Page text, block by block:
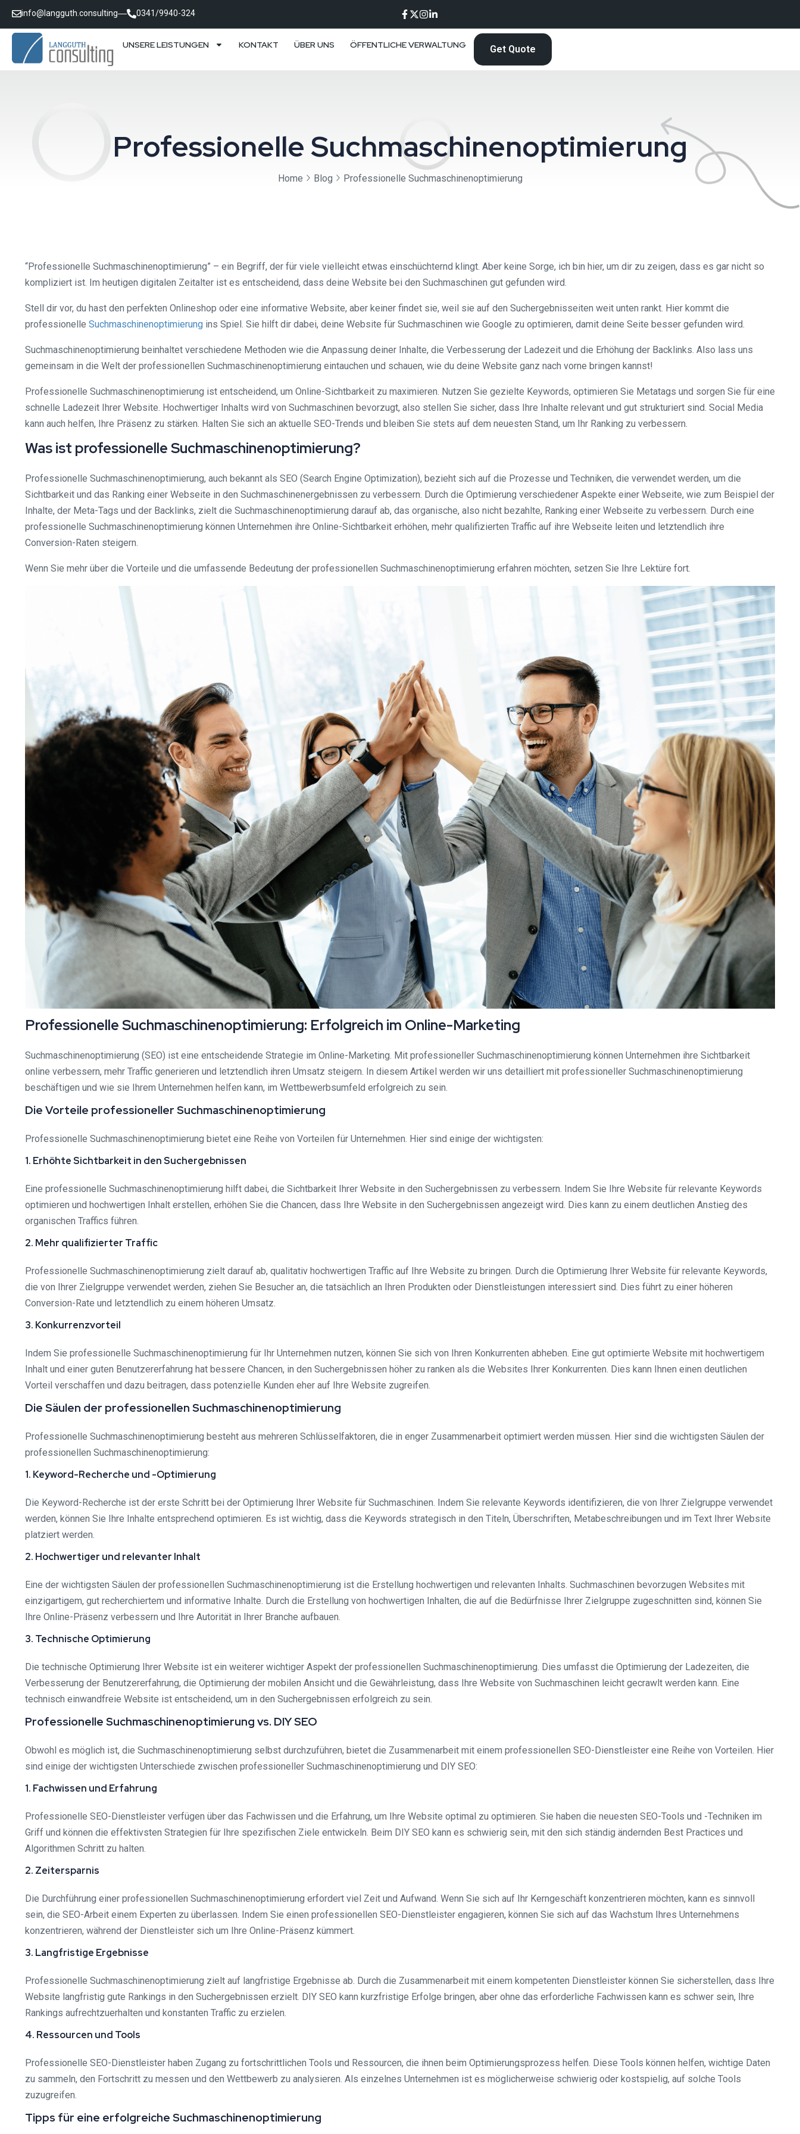
info@langguth.consulting 0341/9940-324
UNSERE LEISTUNGEN KONTAKT ÜBER UNS ÖFFENTLICHE VERWALTUNG Get Quote
Professionelle Suchmaschinenoptimierung
Home Blog Professionelle Suchmaschinenoptimierung
“Professionelle Suchmaschinenoptimierung” – ein Begriff, der für viele vielleicht etwas einschüchternd klingt. Aber keine Sorge, ich bin hier, um dir zu zeigen, dass es gar nicht so
kompliziert ist. Im heutigen digitalen Zeitalter ist es entscheidend, dass deine Website bei den Suchmaschinen gut gefunden wird.
Stell dir vor, du hast den perfekten Onlineshop oder eine informative Website, aber keiner findet sie, weil sie auf den Suchergebnisseiten weit unten rankt. Hier kommt die
professionelle Suchmaschinenoptimierung ins Spiel. Sie hilft dir dabei, deine Website für Suchmaschinen wie Google zu optimieren, damit deine Seite besser gefunden wird.
Suchmaschinenoptimierung beinhaltet verschiedene Methoden wie die Anpassung deiner Inhalte, die Verbesserung der Ladezeit und die Erhöhung der Backlinks. Also lass uns
gemeinsam in die Welt der professionellen Suchmaschinenoptimierung eintauchen und schauen, wie du deine Website ganz nach vorne bringen kannst!
Professionelle Suchmaschinenoptimierung ist entscheidend, um Online-Sichtbarkeit zu maximieren. Nutzen Sie gezielte Keywords, optimieren Sie Metatags und sorgen Sie für eine
schnelle Ladezeit Ihrer Website. Hochwertiger Inhalts wird von Suchmaschinen bevorzugt, also stellen Sie sicher, dass Ihre Inhalte relevant und gut strukturiert sind. Social Media
kann auch helfen, Ihre Präsenz zu stärken. Halten Sie sich an aktuelle SEO-Trends und bleiben Sie stets auf dem neuesten Stand, um Ihr Ranking zu verbessern.
Was ist professionelle Suchmaschinenoptimierung?
Professionelle Suchmaschinenoptimierung, auch bekannt als SEO (Search Engine Optimization), bezieht sich auf die Prozesse und Techniken, die verwendet werden, um die
Sichtbarkeit und das Ranking einer Webseite in den Suchmaschinenergebnissen zu verbessern. Durch die Optimierung verschiedener Aspekte einer Webseite, wie zum Beispiel der
Inhalte, der Meta-Tags und der Backlinks, zielt die Suchmaschinenoptimierung darauf ab, das organische, also nicht bezahlte, Ranking einer Webseite zu verbessern. Durch eine
professionelle Suchmaschinenoptimierung können Unternehmen ihre Online-Sichtbarkeit erhöhen, mehr qualifizierten Traffic auf ihre Webseite leiten und letztendlich ihre
Conversion-Raten steigern.
Wenn Sie mehr über die Vorteile und die umfassende Bedeutung der professionellen Suchmaschinenoptimierung erfahren möchten, setzen Sie Ihre Lektüre fort.
Professionelle Suchmaschinenoptimierung: Erfolgreich im Online-Marketing
Suchmaschinenoptimierung (SEO) ist eine entscheidende Strategie im Online-Marketing. Mit professioneller Suchmaschinenoptimierung können Unternehmen ihre Sichtbarkeit
online verbessern, mehr Traffic generieren und letztendlich ihren Umsatz steigern. In diesem Artikel werden wir uns detailliert mit professioneller Suchmaschinenoptimierung
beschäftigen und wie sie Ihrem Unternehmen helfen kann, im Wettbewerbsumfeld erfolgreich zu sein.
Die Vorteile professioneller Suchmaschinenoptimierung
Professionelle Suchmaschinenoptimierung bietet eine Reihe von Vorteilen für Unternehmen. Hier sind einige der wichtigsten:
1. Erhöhte Sichtbarkeit in den Suchergebnissen
Eine professionelle Suchmaschinenoptimierung hilft dabei, die Sichtbarkeit Ihrer Website in den Suchergebnissen zu verbessern. Indem Sie Ihre Website für relevante Keywords
optimieren und hochwertigen Inhalt erstellen, erhöhen Sie die Chancen, dass Ihre Website in den Suchergebnissen angezeigt wird. Dies kann zu einem deutlichen Anstieg des
organischen Traffics führen.
2. Mehr qualifizierter Traffic
Professionelle Suchmaschinenoptimierung zielt darauf ab, qualitativ hochwertigen Traffic auf Ihre Website zu bringen. Durch die Optimierung Ihrer Website für relevante Keywords,
die von Ihrer Zielgruppe verwendet werden, ziehen Sie Besucher an, die tatsächlich an Ihren Produkten oder Dienstleistungen interessiert sind. Dies führt zu einer höheren
Conversion-Rate und letztendlich zu einem höheren Umsatz.
3. Konkurrenzvorteil
Indem Sie professionelle Suchmaschinenoptimierung für Ihr Unternehmen nutzen, können Sie sich von Ihren Konkurrenten abheben. Eine gut optimierte Website mit hochwertigem
Inhalt und einer guten Benutzererfahrung hat bessere Chancen, in den Suchergebnissen höher zu ranken als die Websites Ihrer Konkurrenten. Dies kann Ihnen einen deutlichen
Vorteil verschaffen und dazu beitragen, dass potenzielle Kunden eher auf Ihre Website zugreifen.
Die Säulen der professionellen Suchmaschinenoptimierung
Professionelle Suchmaschinenoptimierung besteht aus mehreren Schlüsselfaktoren, die in enger Zusammenarbeit optimiert werden müssen. Hier sind die wichtigsten Säulen der
professionellen Suchmaschinenoptimierung:
1. Keyword-Recherche und -Optimierung
Die Keyword-Recherche ist der erste Schritt bei der Optimierung Ihrer Website für Suchmaschinen. Indem Sie relevante Keywords identifizieren, die von Ihrer Zielgruppe verwendet
werden, können Sie Ihre Inhalte entsprechend optimieren. Es ist wichtig, dass die Keywords strategisch in den Titeln, Überschriften, Metabeschreibungen und im Text Ihrer Website
platziert werden.
2. Hochwertiger und relevanter Inhalt
Eine der wichtigsten Säulen der professionellen Suchmaschinenoptimierung ist die Erstellung hochwertigen und relevanten Inhalts. Suchmaschinen bevorzugen Websites mit
einzigartigem, gut recherchiertem und informative Inhalte. Durch die Erstellung von hochwertigen Inhalten, die auf die Bedürfnisse Ihrer Zielgruppe zugeschnitten sind, können Sie
Ihre Online-Präsenz verbessern und Ihre Autorität in Ihrer Branche aufbauen.
3. Technische Optimierung
Die technische Optimierung Ihrer Website ist ein weiterer wichtiger Aspekt der professionellen Suchmaschinenoptimierung. Dies umfasst die Optimierung der Ladezeiten, die
Verbesserung der Benutzererfahrung, die Optimierung der mobilen Ansicht und die Gewährleistung, dass Ihre Website von Suchmaschinen leicht gecrawlt werden kann. Eine
technisch einwandfreie Website ist entscheidend, um in den Suchergebnissen erfolgreich zu sein.
Professionelle Suchmaschinenoptimierung vs. DIY SEO
Obwohl es möglich ist, die Suchmaschinenoptimierung selbst durchzuführen, bietet die Zusammenarbeit mit einem professionellen SEO-Dienstleister eine Reihe von Vorteilen. Hier
sind einige der wichtigsten Unterschiede zwischen professioneller Suchmaschinenoptimierung und DIY SEO:
1. Fachwissen und Erfahrung
Professionelle SEO-Dienstleister verfügen über das Fachwissen und die Erfahrung, um Ihre Website optimal zu optimieren. Sie haben die neuesten SEO-Tools und -Techniken im
Griff und können die effektivsten Strategien für Ihre spezifischen Ziele entwickeln. Beim DIY SEO kann es schwierig sein, mit den sich ständig ändernden Best Practices und
Algorithmen Schritt zu halten.
2. Zeitersparnis
Die Durchführung einer professionellen Suchmaschinenoptimierung erfordert viel Zeit und Aufwand. Wenn Sie sich auf Ihr Kerngeschäft konzentrieren möchten, kann es sinnvoll
sein, die SEO-Arbeit einem Experten zu überlassen. Indem Sie einen professionellen SEO-Dienstleister engagieren, können Sie sich auf das Wachstum Ihres Unternehmens
konzentrieren, während der Dienstleister sich um Ihre Online-Präsenz kümmert.
3. Langfristige Ergebnisse
Professionelle Suchmaschinenoptimierung zielt auf langfristige Ergebnisse ab. Durch die Zusammenarbeit mit einem kompetenten Dienstleister können Sie sicherstellen, dass Ihre
Website langfristig gute Rankings in den Suchergebnissen erzielt. DIY SEO kann kurzfristige Erfolge bringen, aber ohne das erforderliche Fachwissen kann es schwer sein, Ihre
Rankings aufrechtzuerhalten und konstanten Traffic zu erzielen.
4. Ressourcen und Tools
Professionelle SEO-Dienstleister haben Zugang zu fortschrittlichen Tools und Ressourcen, die ihnen beim Optimierungsprozess helfen. Diese Tools können helfen, wichtige Daten
zu sammeln, den Fortschritt zu messen und den Wettbewerb zu analysieren. Als einzelnes Unternehmen ist es möglicherweise schwierig oder kostspielig, auf solche Tools
zuzugreifen.
Tipps für eine erfolgreiche Suchmaschinenoptimierung